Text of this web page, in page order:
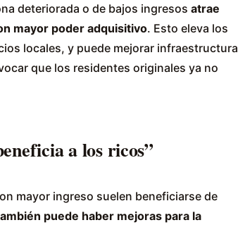
deteriorada o de bajos ingresos atrae
mayor poder adquisitivo. Esto eleva los
locales, y puede mejorar infraestructura
que los residentes originales ya no
a los ricos”
mayor ingreso suelen beneficiarse de
puede haber mejoras para la